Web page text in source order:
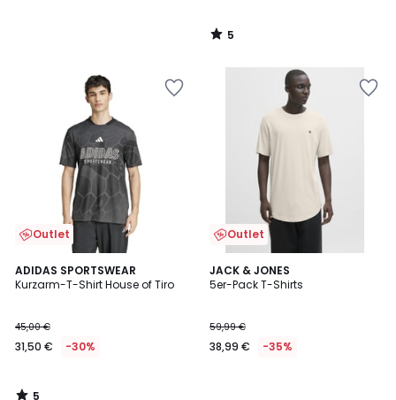
5
/
Outlet
ADIDAS SPORTSWEAR
Kurzarm-T-Shirt House of Tiro
45,00 €
31,50 € -30%
5
/
5
Outlet
JACK & JONES
5er-Pack T-Shirts
59,99 €
38,99 € -35%